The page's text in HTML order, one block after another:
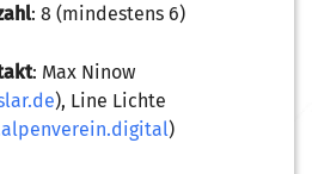
: 8 (mindestens 6)
: Max Ninow
), Line Lichte
)